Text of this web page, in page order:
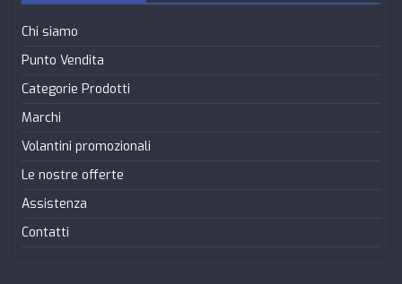
Chi siamo
Punto Vendita
Categorie Prodotti
Marchi
Volantini promozionali
Le nostre offerte
Assistenza
Contatti